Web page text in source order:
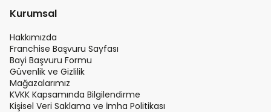
Kurumsal
Hakkımızda
Franchise Başvuru Sayfası
Bayi Başvuru Formu
Güvenlik ve Gizlilik
Mağazalarımız
KVKK Kapsamında Bilgilendirme
Kişisel Veri Saklama ve İmha Politikası